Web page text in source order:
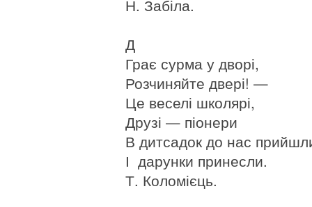
Н. Забіла.
Д
Грає сурма у дворі,
Розчиняйте двері! —
Це веселі школярі,
Друзі — піонери
В дитсадок до нас
І дарунки принесли.
Т. Коломієць.